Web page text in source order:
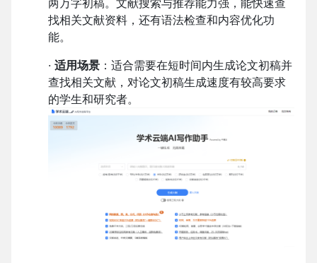
找相关文献资料，还有语法检查和内容优化功
能。
· 适用场景 ：适合需要在短时间内生成论文初稿并
查找相关文献，对论文初稿生成速度有较高要求
的学生和研究者。